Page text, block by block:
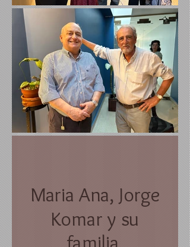
Maria Ana, Jorge
Komar y su